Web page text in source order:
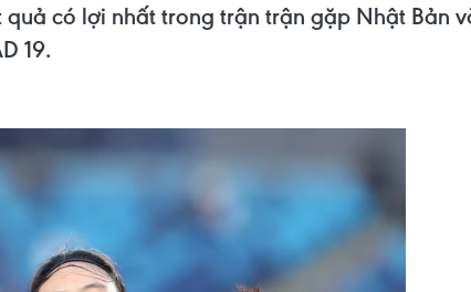
có lợi nhất trong trận trận gặp Nhật Bản
19.